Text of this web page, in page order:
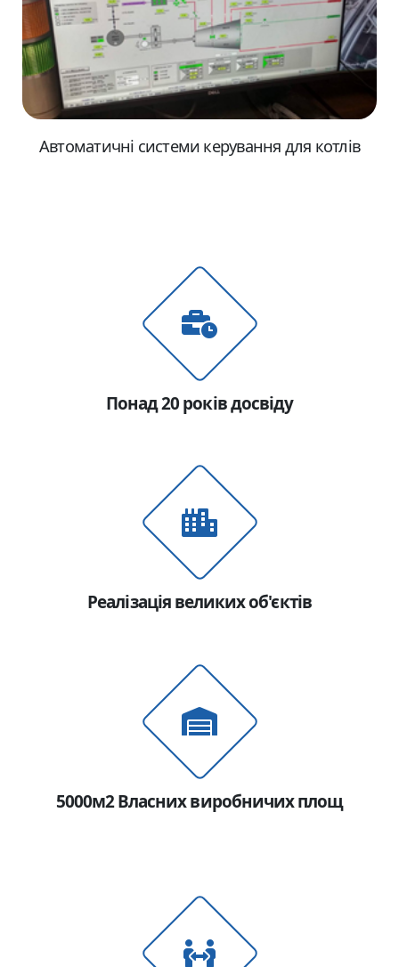
Автоматичні системи керування для котлів
Понад 20 років досвіду
Реалізація великих об'єктів
5000м2 Власних виробничих площ
Надіслати